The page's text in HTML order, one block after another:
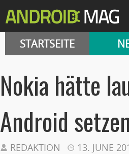
STARTSEITE
Nokia hätte
Android
REDAKTION 13. JUNE